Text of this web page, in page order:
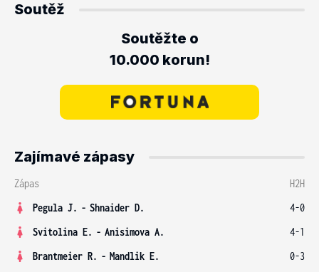
Soutěž
Soutěžte o
10.000 korun!
Zajímavé zápasy
Zápas
H2H
Pegula J. - Shnaider D.
4-0
Svitolina E. - Anisimova A.
4-1
Brantmeier R. - Mandlik E.
0-3